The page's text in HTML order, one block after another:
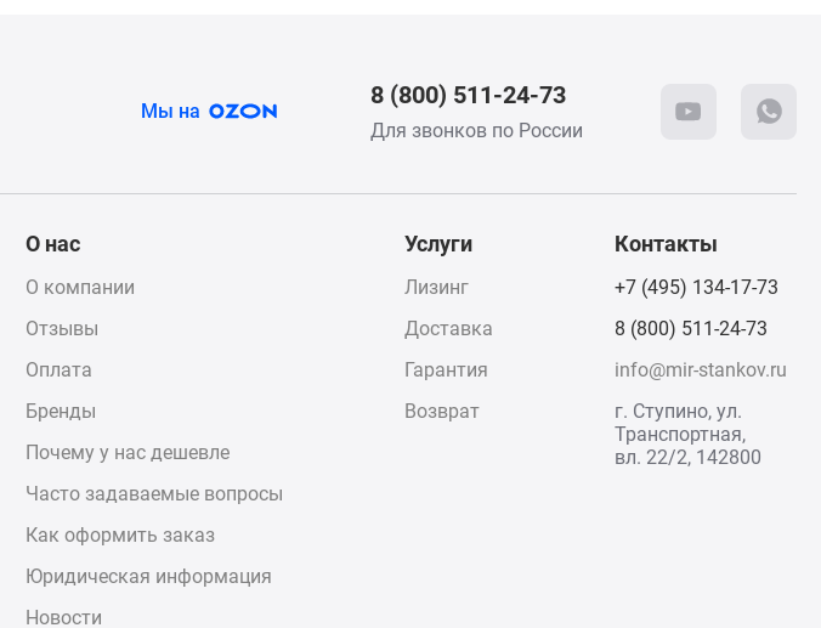
Мы на
8 (800) 511-24-73
Для звонков по России
О нас
О компании
Отзывы
Оплата
Бренды
Почему у нас дешевле
Часто задаваемые вопросы
Как оформить заказ
Юридическая информация
Новости
Услуги
Лизинг
Доставка
Гарантия
Возврат
Контакты
+7 (495) 134-17-73
8 (800) 511-24-73
info@mir-stankov.ru
г. Ступино, ул.
Транспортная,
вл. 22/2, 142800